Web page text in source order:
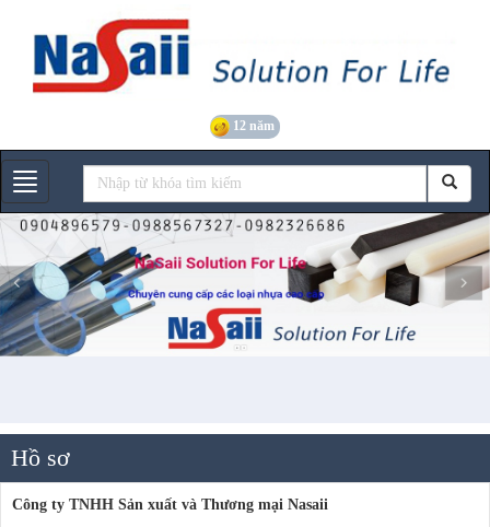
12 năm
Gian hàng
Hồ sơ
Công ty TNHH Sản xuất và Thương mại Nasaii